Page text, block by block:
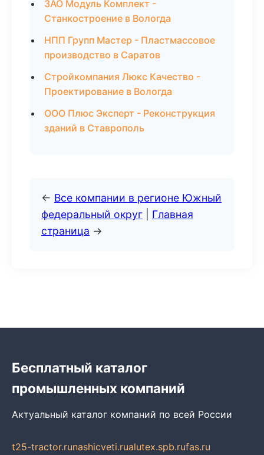
ЗАО Модуль Комплект -
Станкостроение в Вологда
НПП Групп Мастер - Пластмассовое
производство в Саратов
Стройкомпания Люкс Качество -
Проектирование в Вологда
ООО Плюс Эксперт - Реконструкция
зданий в Ставрополь
← Все компании в регионе Южный
федеральный округ
Главная
страница →
Бесплатный каталог
промышленных компаний
Актуальный каталог компаний по всей России
t25-tractor.runashicveti.rualutex.spb.rufas.ru